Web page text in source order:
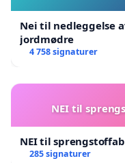
Nei til nedleggelse
jordmødre
4 758 signaturer
NEI til
NEI til
285 signaturer